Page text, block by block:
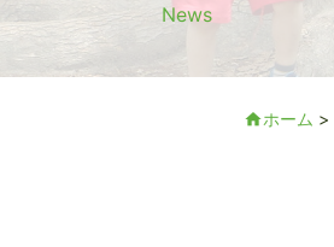
News
homeホーム >